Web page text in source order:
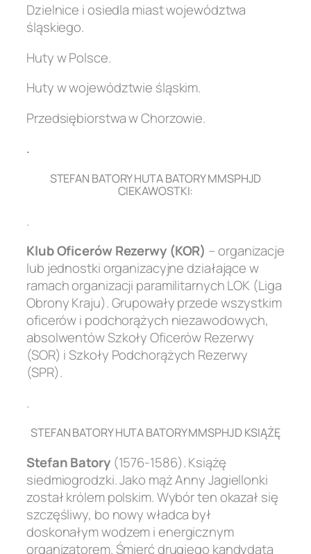
Dzielnice i osiedla miast województwa
śląskiego.
Huty w Polsce.
Huty w województwie śląskim.
Przedsiębiorstwa w Chorzowie.
.
STEFAN BATORY HUTA BATORY MMSPHJD
CIEKAWOSTKI:
.
Klub Oficerów Rezerwy (KOR) – organizacje
lub jednostki organizacyjne działające w
ramach organizacji paramilitarnych LOK (Liga
Obrony Kraju). Grupowały przede wszystkim
oficerów i podchorążych niezawodowych,
absolwentów Szkoły Oficerów Rezerwy
(SOR) i Szkoły Podchorążych Rezerwy
(SPR).
.
STEFAN BATORY HUTA BATORY MMSPHJD KSIĄŻĘ
Stefan Batory(1576-1586). Książę
siedmiogrodzki. Jako mąż Anny Jagiellonki
został królem polskim. Wybór ten okazał się
szczęśliwy, bo nowy władca był
doskonałym wodzem i energicznym
organizatorem. Śmierć drugiego kandydata